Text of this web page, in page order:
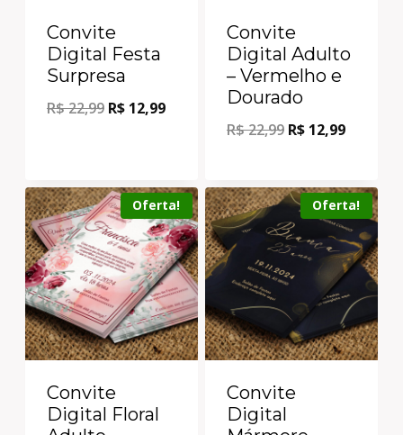
Convite
Digital Festa
Surpresa
R$22,99 R$ 12,99
Convite
Digital Adulto
– Vermelho e
Dourado
R$22,99 R$ 12,99
Oferta!
Convite
Digital Floral
Oferta!
Convite
Digital